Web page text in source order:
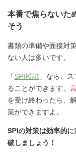
本番で焦らないた
そう
書類の準備や面接対
ない人は多いです。
「SPI模試 」なら、
ることができます。
を受け終わったら、
策ができますよ。
SPIの対策は効率的
破しましょう！